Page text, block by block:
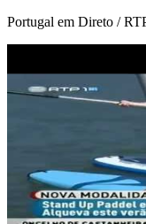
Portugal em Direto /